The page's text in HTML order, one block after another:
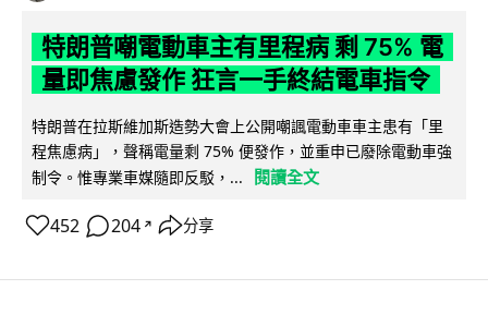
特朗普嘲電動車主有里程病 剩 75% 電
量即焦慮發作 狂言一手終結電車指令
特朗普在拉斯維加斯造勢大會上公開嘲諷電動車車主患有「里
程焦慮病」，聲稱電量剩 75% 便發作，並重申已廢除電動車強
制令。惟專業車媒隨即反駁，...
閱讀全文
452 204 ↗ 分享